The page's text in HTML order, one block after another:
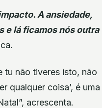
A ansiedade,
e lá ficamos nós outra
tu não tiveres isto, não
qualquer coisa’, é uma
acrescenta.